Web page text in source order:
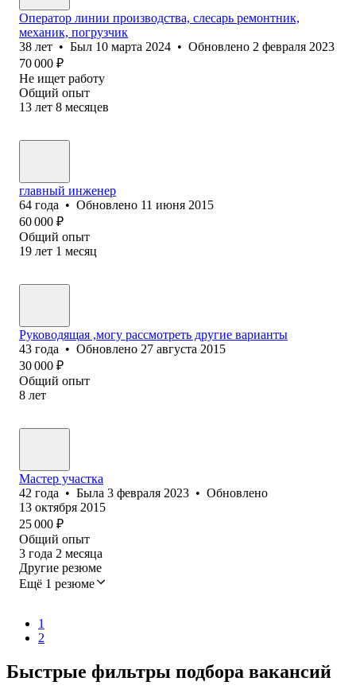
Оператор линии производства, слесарь ремонтник,
механик, погрузчик
38 лет • Был 10 марта 2024 • Обновлено 2 февраля 2023
70 000 ₽
Не ищет работу
Общий опыт
13 лет 8 месяцев
главный инженер
64 года • Обновлено 11 июня 2015
60 000 ₽
Общий опыт
19 лет 1 месяц
Руководящая ,могу рассмотреть другие варианты
43 года • Обновлено 27 августа 2015
30 000 ₽
Общий опыт
8 лет
Мастер участка
42 года • Была 3 февраля 2023 • Обновлено
13 октября 2015
25 000 ₽
Общий опыт
3 года 2 месяца
Другие резюме
Ещё 1 резюме
1
2
Быстрые фильтры подбора вакансий